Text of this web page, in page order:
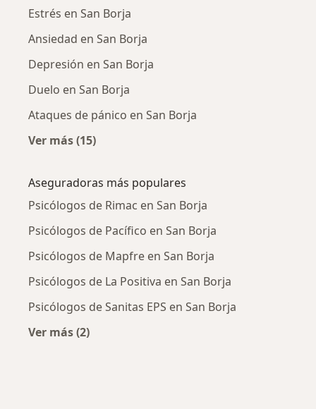
Estrés en San Borja
Ansiedad en San Borja
Depresión en San Borja
Duelo en San Borja
Ataques de pánico en San Borja
Ver más (15)
Aseguradoras más populares
Psicólogos de Rimac en San Borja
Psicólogos de Pacífico en San Borja
Psicólogos de Mapfre en San Borja
Psicólogos de La Positiva en San Borja
Psicólogos de Sanitas EPS en San Borja
Ver más (2)